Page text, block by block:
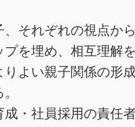
、それぞれの視点か
プを埋め、相互理解
りよい親子関係の形
成・社員採用の責任